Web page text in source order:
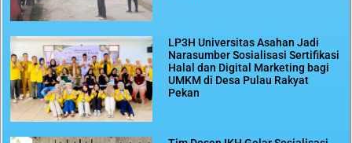
LP3H Universitas Asahan Jadi
Narasumber Sosialisasi Sertifikasi
Halal dan Digital Marketing bagi
UMKM di Desa Pulau Rakyat
Pekan